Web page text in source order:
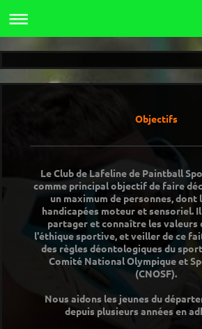
Objectifs
Le Club de Lafeline de Paintball
comme principal objectif de faire
un maximum de personnes, dont
handicapées moteur et sensoriel.
partager et connaître les valeurs
l'éthique sportive, et veiller de ce
des règles déontologiques du
Comité National Olympique et
(CNOSF).
Nous aidons les jeunes du
depuis plusieurs années en